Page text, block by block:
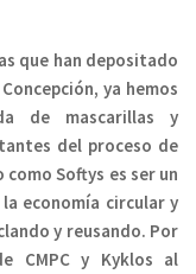
que han depositado
ya hemos
de mascarillas y
del proceso de
Softys es ser un
economía circular y
y reusando. Por
CMPC y Kyklos al